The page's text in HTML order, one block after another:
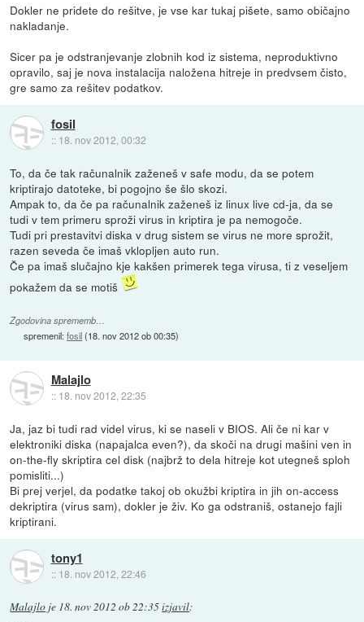
Dokler ne pridete do rešitve, je vse kar tukaj pišete, samo običajno
nakladanje.
Sicer pa je odstranjevanje zlobnih kod iz sistema, neproduktivno
opravilo, saj je nova instalacija naložena hitreje in predvsem čisto,
gre samo za rešitev podatkov.
fosil
:: 18. nov 2012, 00:32
To, da če tak računalnik zaženeš v safe modu, da se potem
kriptirajo datoteke, bi pogojno še šlo skozi.
Ampak to, da če pa računalnik zaženeš iz linux live cd-ja, da se
tudi v tem primeru sproži virus in kriptira je pa nemogoče.
Tudi pri prestavitvi diska v drug sistem se virus ne more sprožit,
razen seveda če imaš vklopljen auto run.
Če pa imaš slučajno kje kakšen primerek tega virusa, ti z veseljem
pokažem da se motiš
Zgodovina sprememb…
spremenil:fosil(18. nov 2012 ob 00:35)
Malajlo
:: 18. nov 2012, 22:35
Ja, jaz bi tudi rad videl virus, ki se naseli v BIOS. Ali če ni kar v
elektroniki diska (napajalca even?), da skoči na drugi mašini ven in
on-the-fly skriptira cel disk (najbrž to dela hitreje kot utegneš sploh
pomisliti...)
Bi prej verjel, da podatke takoj ob okužbi kriptira in jih on-access
dekriptira (virus sam), dokler je živ. Ko ga odstraniš, ostanejo fajli
kriptirani.
tony1
:: 18. nov 2012, 22:46
Malajlo je 18. nov 2012 ob 22:35izjavil: